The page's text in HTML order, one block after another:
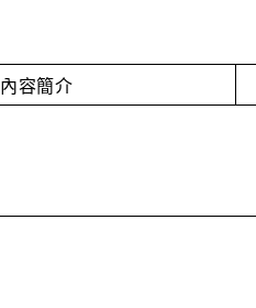
內容簡介